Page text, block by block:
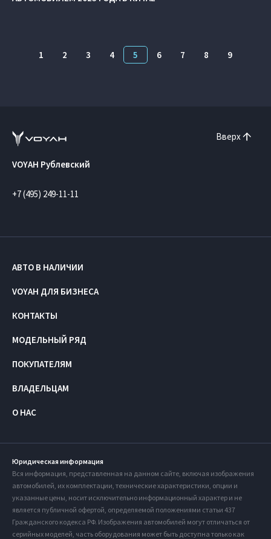
1 2 3 4 5 6 7 8 9
Вверх
VOYAH Рублевский
+7 (495) 249-11-11
АВТО В НАЛИЧИИ
VOYAH ДЛЯ БИЗНЕСА
КОНТАКТЫ
МОДЕЛЬНЫЙ РЯД
ПОКУПАТЕЛЯМ
ВЛАДЕЛЬЦАМ
О НАС
Юридическая информация
Вся информация, представленная на данном сайте, включая изображения
автомобилей, их комплектации, технические характеристики, опции и
указанные цены, носит исключительно информационный характер и не
является публичной офертой, определяемой положениями статьи 437
Гражданского кодекса РФ. Изображения автомобилей могут отличаться от
серийных моделей, часть оборудования может быть доступна только как